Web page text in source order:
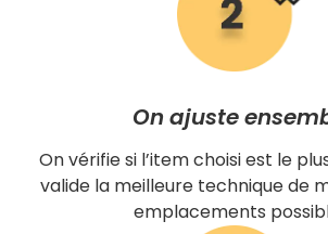
On ajuste
On vérifie si l’item choisi est le
valide la meilleure technique de
emplacements